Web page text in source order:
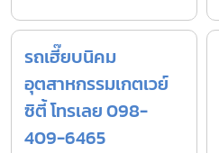
รถเฮี๊ยบนิคม
อุตสาหกรรมเกตเวย์
ซิตี้ โทรเลย 098-
409-6465